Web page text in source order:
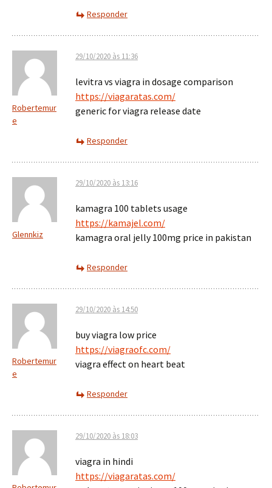
Responder
Robertemur
e
29/10/2020 às 11:36
levitra vs viagra in dosage comparison
https://viagaratas.com/
generic for viagra release date
Responder
Glennkiz
29/10/2020 às 13:16
kamagra 100 tablets usage
https://kamajel.com/
kamagra oral jelly 100mg price in pakistan
Responder
Robertemur
e
29/10/2020 às 14:50
buy viagra low price
https://viagraofc.com/
viagra effect on heart beat
Responder
29/10/2020 às 18:03
viagra in hindi
https://viagaratas.com/